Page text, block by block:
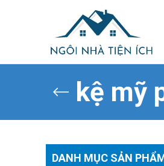
kệ mỹ
DANH MỤC SẢN